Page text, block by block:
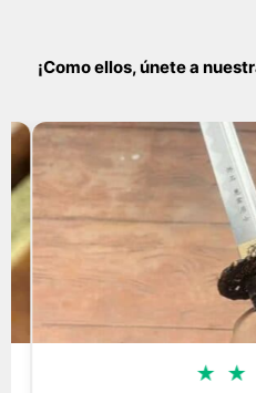
¡Como ellos, únete a
★ ★